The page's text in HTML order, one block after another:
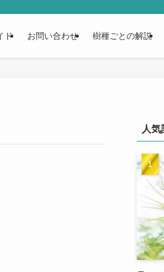
ド お問い合わせ 樹種ごとの解説
人気